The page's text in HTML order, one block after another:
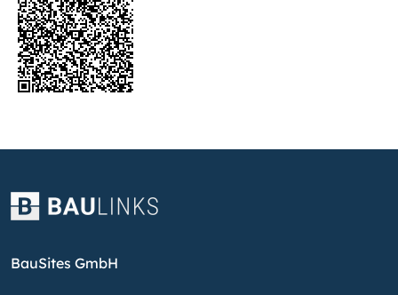
BauSites GmbH